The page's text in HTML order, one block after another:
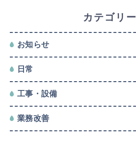
カテゴリー
お知らせ
日常
工事・設備
業務改善